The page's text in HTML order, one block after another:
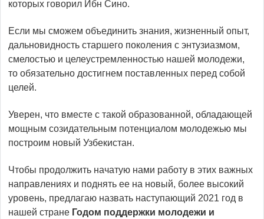
которых говорил Ибн Сино.
Если мы сможем объединить знания, жизненный опыт,
дальновидность старшего поколения с энтузиазмом,
смелостью и целеустремленностью нашей молодежи,
то обязательно достигнем поставленных перед собой
целей.
Уверен, что вместе с такой образованной, обладающей
мощным созидательным потенциалом молодежью мы
построим новый Узбекистан.
Чтобы продолжить начатую нами работу в этих важных
направлениях и поднять ее на новый, более высокий
уровень, предлагаю назвать наступающий 2021 год в
нашей стране Годом поддержки молодежи и